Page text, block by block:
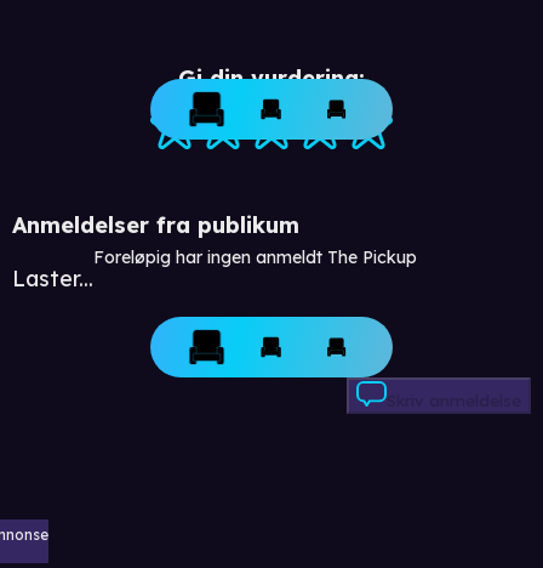
Gi din vurdering:
Anmeldelser fra publikum
Laster...
Foreløpig har ingen anmeldt The Pickup
Skriv anmeldelse